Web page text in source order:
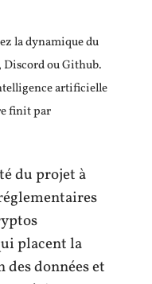
la dynamique du
Discord ou Github.
artificielle
finit par
du projet à
placent la
données et